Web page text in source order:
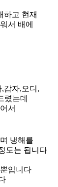
하고 현재
서 배에
,감자,오디 ,
렸는데
서
냉해를
도는 됩니다
입니다